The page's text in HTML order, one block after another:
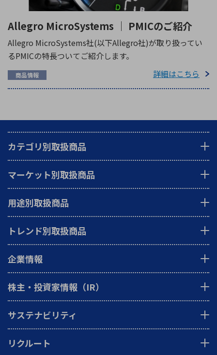
Allegro MicroSystems ｜ PMICのご紹介
Allegro MicroSystems社(以下Allegro社)が取り扱ってい
るPMICの特長ついてご紹介します。
商品情報 詳細はこちら
カテゴリ別取扱商品
マーケット別取扱商品
用途別取扱商品
トレンド別取扱商品
企業情報
株主・投資家情報（IR）
サステナビリティ
リクルート